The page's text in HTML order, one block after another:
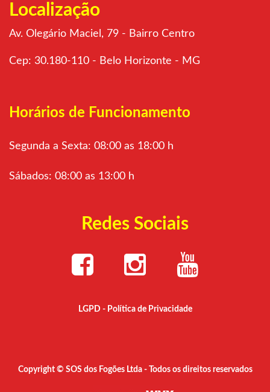
Localização
Av. Olegário Maciel, 79 - Bairro Centro
Cep: 30.180-110 - Belo Horizonte - MG
Horários de Funcionamento
Segunda a Sexta: 08:00 as 18:00 h
Sábados: 08:00 as 13:00 h
Redes Sociais
LGPD - Política de Privacidade
Copyright © SOS dos Fogões Ltda - Todos os direitos reservados